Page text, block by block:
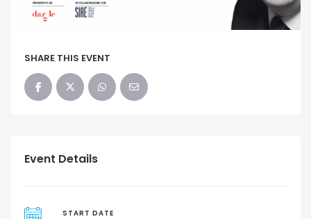
SHARE THIS EVENT
Event Details
START DATE